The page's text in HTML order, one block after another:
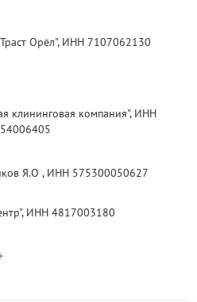
Орёл", ИНН 7107062130
клининговая компания", ИНН
Я.О , ИНН 575300050627
ИНН 4817003180